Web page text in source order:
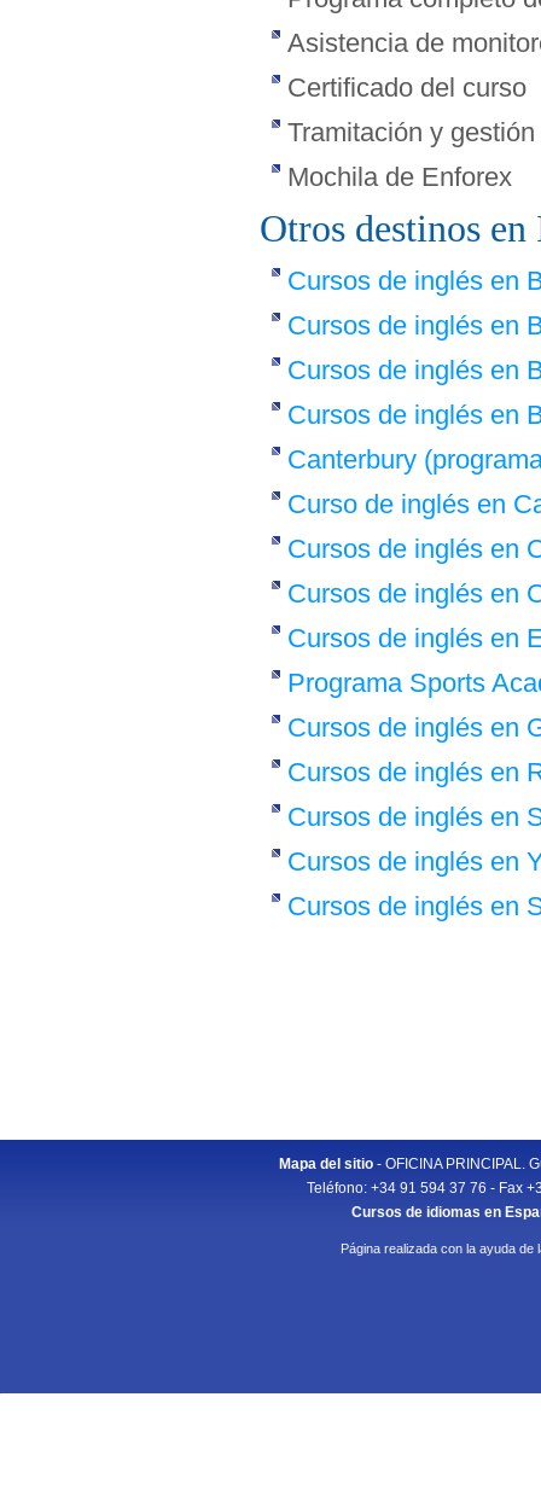
Asistencia de
Certificado del curso
Tramitación y
Mochila de Enforex
Otros destinos
Cursos de inglés en
Cursos de inglés en
Cursos de inglés en
Cursos de inglés en
Canterbury
Curso de inglés en
Cursos de inglés en
Cursos de inglés en
Cursos de inglés en
Programa Sports
Cursos de inglés en
Cursos de inglés en
Cursos de inglés en
Cursos de inglés en
Cursos de inglés en
Mapa del sitio- OFICINA PRINCIPAL.
Teléfono: +34 91 594 37 76 - Fax
Cursos de idiomas en
Página realizada con la ayuda